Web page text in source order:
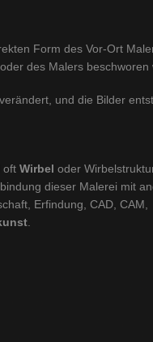
Form des Vor-Ort
des Malers beschworen
und die Bilder
oft Wirbel oder
dieser Malerei mit
Erfindung, CAD,